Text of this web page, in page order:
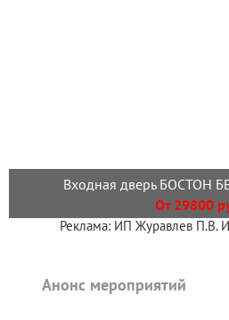
Входная дверь БОСТОН
От 29800
Реклама: ИП Журавлев П.В.
Анонс мероприятий